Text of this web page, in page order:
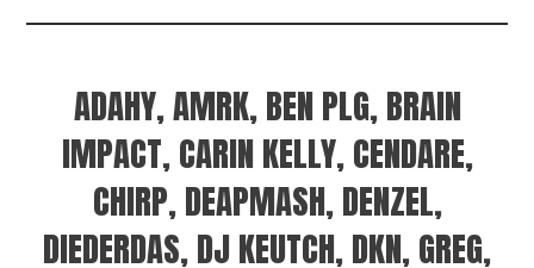
ADAHY, AMRK, BEN PLG, BRAIN
IMPACT, CARIN KELLY, CENDARE,
CHIRP, DEAPMASH, DENZEL,
DIEDERDAS, DJ KEUTCH, DKN, GREG,